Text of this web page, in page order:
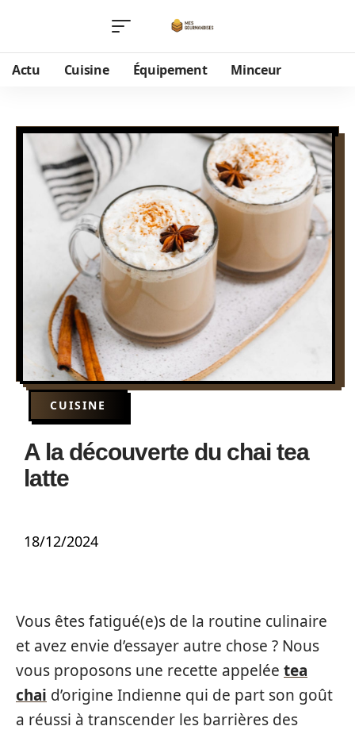
Actu Cuisine Équipement Minceur
CUISINE
A la découverte du chai tea
latte
18/12/2024
Vous êtes fatigué(e)s de la routine culinaire
et avez envie d’essayer autre chose ? Nous
vous proposons une recette appelée tea
chai d’origine Indienne qui de part son goût
a réussi à transcender les barrières des